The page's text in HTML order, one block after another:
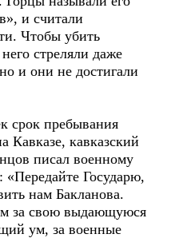
и считали
Чтобы убить
стреляли даже
и они не достигали
срок пребывания
Кавказе, кавказский
писал военному
«Передайте Государю,
нам Бакланова.
за свою выдающуюся
ум, за военные